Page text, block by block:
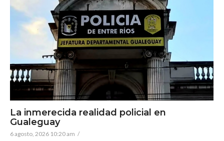
La inmerecida realidad policial en
Gualeguay
6 agosto, 2026 10:20 am /